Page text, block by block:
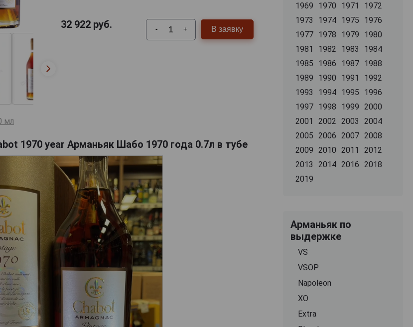
32 922руб. - + В заявку
мл
1970 year Арманьяк Шабо 1970 года 0.7л в тубе
1969
1970 1971
1972
1973
1974 1975
1976
1977 1978 1979
1980
1981
1982 1983
1984
1985
1986 1987 1988
1989
1990 1991
1992
1993
1994 1995
1996
1997 1998 1999
2000
2001
2002 2003
2004
2005
2006 2007 2008
2009
2010 2011
2012
2013
2014 2016
2018
2019
Арманьяк по
выдержке
VS
VSOP
Napoleon
XO
Extra